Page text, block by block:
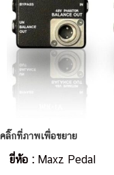
คลิ๊กที่ภาพเพื่อขยาย
ยี่ห้อ : Maxz Pedal